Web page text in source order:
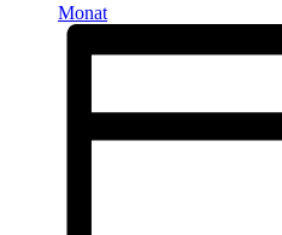
Monat